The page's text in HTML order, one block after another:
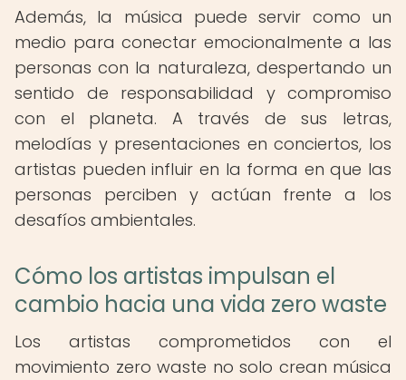
Además, la música puede servir como un
medio para conectar emocionalmente a las
personas con la naturaleza, despertando un
sentido de responsabilidad y compromiso
con el planeta. A través de sus letras,
melodías y presentaciones en conciertos, los
artistas pueden influir en la forma en que las
personas perciben y actúan frente a los
desafíos ambientales.
Cómo los artistas impulsan el
cambio hacia una vida zero waste
Los artistas comprometidos con el
movimiento zero waste no solo crean música